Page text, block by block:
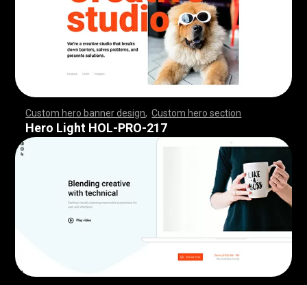
Custom hero banner design ,Custom hero section
,,,,,,,,,,,,,,,,,,,,,,,,,,,,,, ,,,,,,,,,,,,,,,,,,,,,,,
,,,,,,,,,,,,,,,,,,,,,,,,,,,,,, ,,,,,,,,,,,,,,,,,,,,,,,
Hero Light HOL-PRO-217